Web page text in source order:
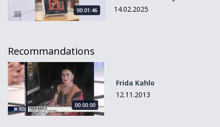
00:01:46
14.02.2025
Recommandations
Frida Kahlo
00:00:00
Frida Kahlo
12.11.2013